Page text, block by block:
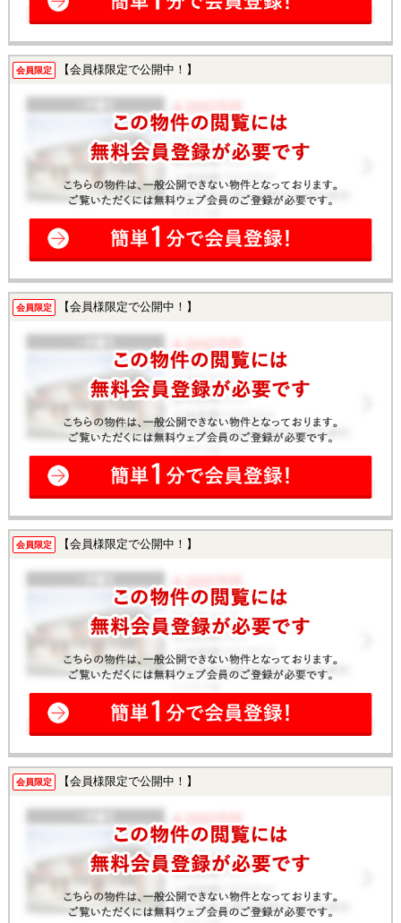
会員限定 【会員様限定で公開中！】
会員限定 【会員様限定で公開中！】
会員限定 【会員様限定で公開中！】
会員限定 【会員様限定で公開中！】